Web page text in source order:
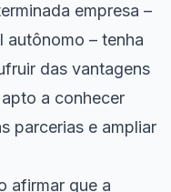
empresa –
autônomo – tenha
das vantagens
a conhecer
parcerias e ampliar
afirmar que a